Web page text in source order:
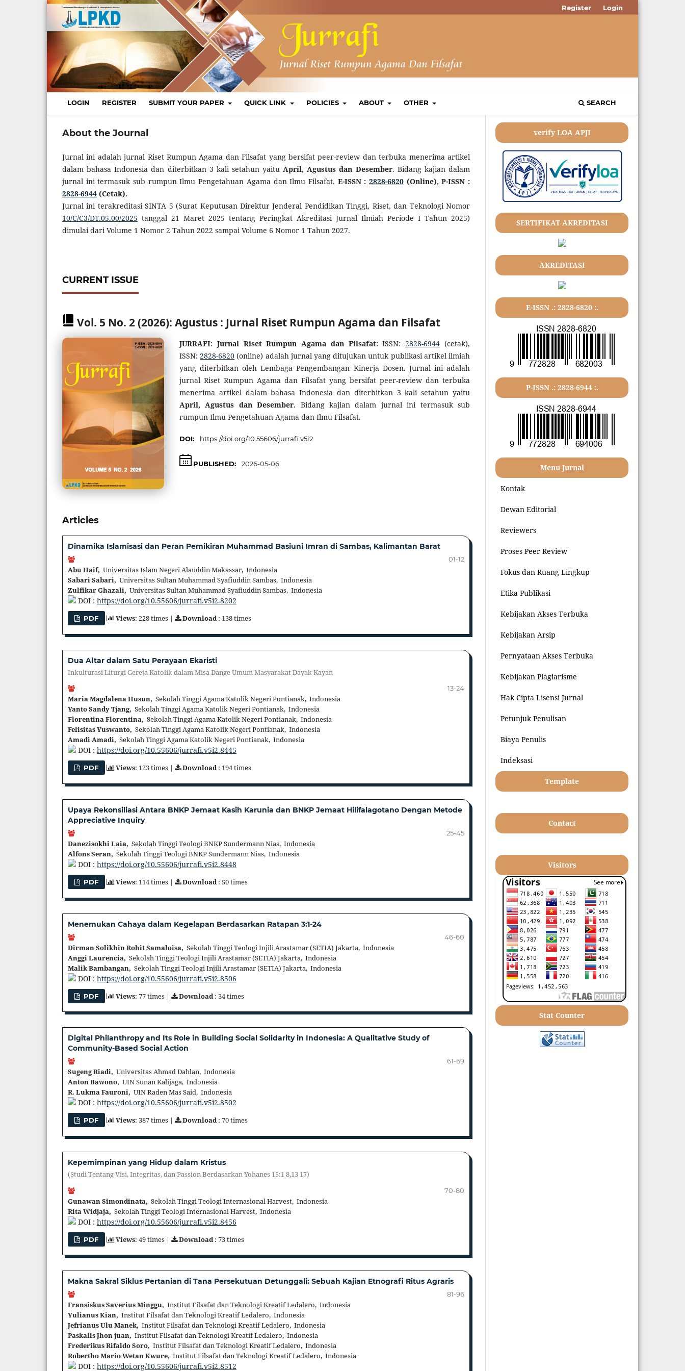
LOGIN REGISTER SUBMIT YOUR PAPER QUICK LINK POLICIES ABOUT OTHER SEARCH
Register Login
About the Journal
Jurnal ini adalah jurnal Riset Rumpun Agama dan Filsafat yang bersifat peer-review dan terbuka menerima artikel
dalam bahasa Indonesia dan diterbitkan 3 kali setahun yaituApril, Agustus dan Desember. Bidang kajian dalam
jurnal ini termasuk sub rumpun Ilmu Pengetahuan Agama dan Ilmu Filsafat. E-ISSN : 2828-6820(Online), P-ISSN :
2828-6944 (Cetak).
Jurnal ini terakreditasi SINTA 5 (Surat Keputusan Direktur Jenderal Pendidikan Tinggi, Riset, dan Teknologi Nomor
10/C/C3/DT.05.00/2025 tanggal 21 Maret 2025 tentang Peringkat Akreditasi Jurnal Ilmiah Periode I Tahun 2025)
dimulai dari Volume 1 Nomor 2 Tahun 2022 sampai Volume 6 Nomor 1 Tahun 2027.
CURRENT ISSUE
Vol. 5 No. 2 (2026): Agustus : Jurnal Riset Rumpun Agama dan Filsafat
JURRAFI: Jurnal Riset Rumpun Agama dan Filsafat:ISSN:2828-6944 (cetak),
ISSN:2828-6820 (online) adalah jurnal yang ditujukan untuk publikasi artikel ilmiah
yang diterbitkan oleh Lembaga Pengembangan Kinerja Dosen. Jurnal ini adalah
jurnal Riset Rumpun Agama dan Filsafat yang bersifat peer-review dan terbuka
menerima artikel dalam bahasa Indonesia dan diterbitkan 3 kali setahun yaitu
April, Agustus dan Desember. Bidang kajian dalam jurnal ini termasuk sub
rumpun Ilmu Pengetahuan Agama dan Ilmu Filsafat.
DOI: https://doi.org/10.55606/jurrafi.v5i2
PUBLISHED: 2026-05-06
Articles
Dinamika Islamisasi dan Peran Pemikiran Muhammad Basiuni Imran di Sambas, Kalimantan Barat
Abu Haif, Universitas Islam Negeri Alauddin Makassar, Indonesia
Sabari Sabari, Universitas Sultan Muhammad Syafiuddin Sambas, Indonesia
Zulfikar Ghazali, Universitas Sultan Muhammad Syafiuddin Sambas, Indonesia
01-12
DOI : https://doi.org/10.55606/jurrafi.v5i2.8202
PDF Views: 228 times | Download: 138 times
Dua Altar dalam Satu Perayaan Ekaristi
Inkulturasi Liturgi Gereja Katolik dalam Misa Dange Umum Masyarakat Dayak Kayan
Maria Magdalena Husun, Sekolah Tinggi Agama Katolik Negeri Pontianak, Indonesia
Yanto Sandy Tjang, Sekolah Tinggi Agama Katolik Negeri Pontianak, Indonesia
Florentina Florentina, Sekolah Tinggi Agama Katolik Negeri Pontianak, Indonesia
Felisitas Yuswanto, Sekolah Tinggi Agama Katolik Negeri Pontianak, Indonesia
Amadi Amadi, Sekolah Tinggi Agama Katolik Negeri Pontianak, Indonesia
13-24
DOI : https://doi.org/10.55606/jurrafi.v5i2.8445
PDF Views: 123 times | Download: 194 times
Upaya Rekonsiliasi Antara BNKP Jemaat Kasih Karunia dan BNKP Jemaat Hilifalagotano Dengan Metode
Appreciative Inquiry
Danezisokhi Laia, Sekolah Tinggi Teologi BNKP Sundermann Nias, Indonesia
Alfons Seran, Sekolah Tinggi Teologi BNKP Sundermann Nias, Indonesia
25-45
DOI : https://doi.org/10.55606/jurrafi.v5i2.8448
PDF Views: 114 times | Download: 50 times
Menemukan Cahaya dalam Kegelapan Berdasarkan Ratapan 3:1-24
Dirman Solikhin Rohit Samaloisa, Sekolah Tinggi Teologi Injili Arastamar (SETIA) Jakarta, Indonesia
Anggi Laurencia, Sekolah Tinggi Teologi Injili Arastamar (SETIA) Jakarta, Indonesia
Malik Bambangan, Sekolah Tinggi Teologi Injili Arastamar (SETIA) Jakarta, Indonesia
46-60
DOI : https://doi.org/10.55606/jurrafi.v5i2.8506
PDF Views: 77 times | Download : 34 times
Digital Philanthropy and Its Role in Building Social Solidarity in Indonesia: A Qualitative Study of
Community-Based Social Action
Sugeng Riadi, Universitas Ahmad Dahlan, Indonesia
Anton Bawono, UIN Sunan Kalijaga, Indonesia
R. Lukma Fauroni, UIN Raden Mas Said, Indonesia
61-69
DOI : https://doi.org/10.55606/jurrafi.v5i2.8502
PDF Views: 387 times | Download: 70 times
Kepemimpinan yang Hidup dalam Kristus
(Studi Tentang Visi, Integritas, dan Passion Berdasarkan Yohanes 15:1 8,13 17)
Gunawan Simondinata, Sekolah Tinggi Teologi Internasional Harvest, Indonesia
Rita Widjaja, Sekolah Tinggi Teologi Internasional Harvest, Indonesia
70-80
DOI : https://doi.org/10.55606/jurrafi.v5i2.8456
PDF Views: 49 times | Download : 73 times
Makna Sakral Siklus Pertanian di Tana Persekutuan Detunggali: Sebuah Kajian Etnografi Ritus Agraris
Fransiskus Saverius Minggu, Institut Filsafat dan Teknologi Kreatif Ledalero, Indonesia
Yulianus Kian, Institut Filsafat dan Teknologi Kreatif Ledalero, Indonesia
Jefrianus Ulu Manek, Institut Filsafat dan Teknologi Kreatif Ledalero, Indonesia
Paskalis Jhon juan, Institut Filsafat dan Teknologi Kreatif Ledalero, Indonesia
Frederikus Rifaldo Soro, Institut Filsafat dan Teknologi Kreatif Ledalero, Indonesia
Robertho Mario Wetan Kwure, Institut Filsafat dan Teknologi Kreatif Ledalero, Indonesia
81-96
DOI : https://doi.org/10.55606/jurrafi.v5i2.8512
verify LOA APJI
SERTIFIKAT AKREDITASI
AKREDITASI
E-ISSN .: 2828-6820 :.
P-ISSN .: 2828-6944 :.
Menu Jurnal
Kontak
Dewan Editorial
Reviewers
Proses Peer Review
Fokus dan Ruang Lingkup
Etika Publikasi
Kebijakan Akses Terbuka
Kebijakan Arsip
Pernyataan Akses Terbuka
Kebijakan Plagiarisme
Hak Cipta Lisensi Jurnal
Petunjuk Penulisan
Biaya Penulis
Indeksasi
Template
Contact
Visitors
Stat Counter